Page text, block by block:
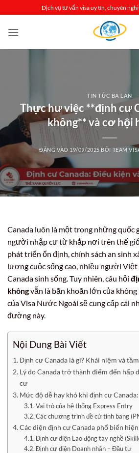
qua
nội
Dịch vụ tư vấn visa uy tín, chuyên
TIN TỨC BA LAN
Thực hư việc **định cư
không** và cơ hội
ĐĂNG VÀO 19/09/2025 BỞI TEAM
Canada luôn là một trong những quốc
người nhập cư từ khắp nơi trên thế
phát triển ổn định, chính sách an sinh
lượng cuộc sống cao, nhiều người Việt
Canada sinh sống. Tuy nhiên, câu hỏi
khôngvẫn là băn khoăn lớn của
của Visa Nước Ngoài sẽ cung cấp cái
đường này.
Nội Dung Bài Viết
Định cư Canada là gì? Khái niệm và
Lý do Canada trở thành điểm đến hấp
cư
Mức độ dễ hay khó khi định cư
Vai trò của hệ thống Express Entry
Các chương trình đề cử tỉnh bang
Các diện định cư Canada phổ biến
Định cư diện Lao động tay nghề
Định cư diện Doanh nhân – Đầu tư